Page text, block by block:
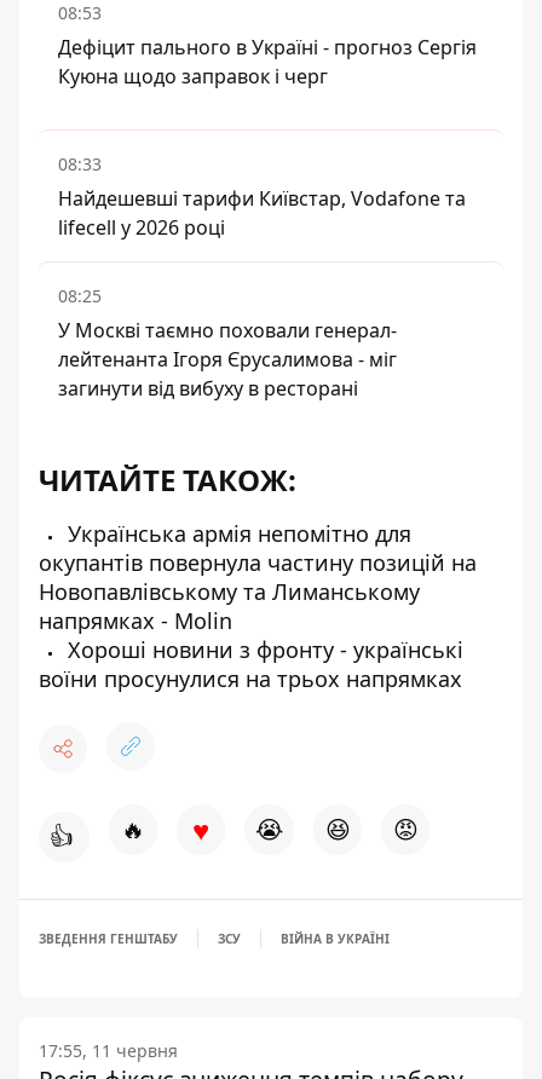
08:53
Дефіцит пального в Україні - прогноз Сергія
Куюна щодо заправок і черг
08:33
Найдешевші тарифи Київстар, Vodafone та
lifecell у 2026 році
08:25
У Москві таємно поховали генерал-
лейтенанта Ігоря Єрусалимова - міг
загинути від вибуху в ресторані
ЧИТАЙТЕ ТАКОЖ:
Українська армія непомітно для
окупантів повернула частину позицій на
Новопавлівському та Лиманському
напрямках - Molin
Хороші новини з фронту - українські
воїни просунулися на трьох напрямках
👍 🔥 ♥ 😭 😆 😡
ЗВЕДЕННЯ ГЕНШТАБУ ЗСУ ВІЙНА В УКРАЇНІ
17:55, 11 червня